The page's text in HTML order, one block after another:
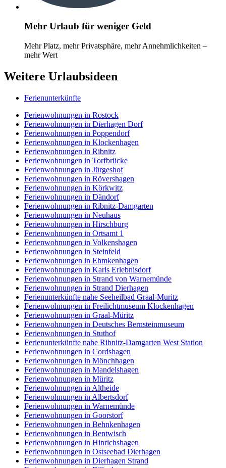
Mehr Urlaub für weniger Geld
Mehr Platz, mehr Privatsphäre, mehr Annehmlichkeiten –
mehr Wert
Weitere Urlaubsideen
Ferienunterkünfte
Ferienwohnungen in Rostock
Ferienwohnungen in Dierhagen Dorf
Ferienwohnungen in Poppendorf
Ferienwohnungen in Klockenhagen
Ferienwohnungen in Ribnitz
Ferienwohnungen in Torfbrücke
Ferienwohnungen in Jürgeshof
Ferienwohnungen in Rövershagen
Ferienwohnungen in Körkwitz
Ferienwohnungen in Dändorf
Ferienwohnungen in Ribnitz-Damgarten
Ferienwohnungen in Neuhaus
Ferienwohnungen in Hirschburg
Ferienwohnungen in Ortsamt 1
Ferienwohnungen in Volkenshagen
Ferienwohnungen in Steinfeld
Ferienwohnungen in Ehmkenhagen
Ferienwohnungen in Karls Erlebnisdorf
Ferienwohnungen in Strand von Warnemünde
Ferienwohnungen in Strand Dierhagen
Ferienunterkünfte nahe Seeheilbad Graal-Muritz
Ferienwohnungen in Freilichtmuseum Klockenhagen
Ferienwohnungen in Graal-Müritz
Ferienwohnungen in Deutsches Bernsteinmuseum
Ferienwohnungen in Stuthof
Ferienunterkünfte nahe Ribnitz-Damgarten West Station
Ferienwohnungen in Cordshagen
Ferienwohnungen in Mönchhagen
Ferienwohnungen in Mandelshagen
Ferienwohnungen in Müritz
Ferienwohnungen in Altheide
Ferienwohnungen in Albertsdorf
Ferienwohnungen in Warnemünde
Ferienwohnungen in Goorstorf
Ferienwohnungen in Behnkenhagen
Ferienwohnungen in Bentwisch
Ferienwohnungen in Hinrichshagen
Ferienwohnungen in Ostseebad Dierhagen
Ferienwohnungen in Dierhagen Strand